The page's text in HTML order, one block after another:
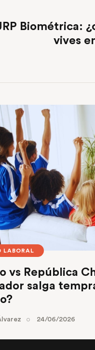
Biométrica:
vives
LABORAL
vs República
salga
24/06/2026